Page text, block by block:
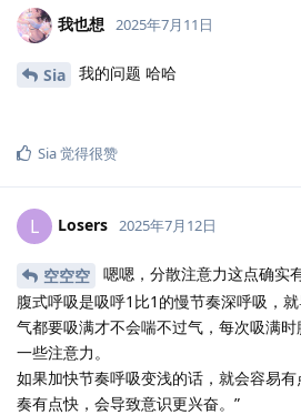
我也想 2025年7月11日
Sia 我的问题 哈哈
Sia觉得很赞
L Losers 2025年7月12日
空空空
嗯嗯，分散注意力这点确实
腹式呼吸是吸呼1比1的慢节奏深呼吸，
气都要吸满才不会喘不过气，每次吸满
一些注意力。
如果加快节奏呼吸变浅的话，就会容易有
奏有点快，会导致意识更兴奋。”